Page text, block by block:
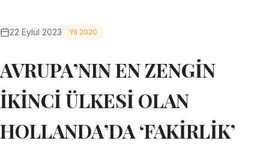
22 Eylül 2023 Yıl 2020
AVRUPA’NIN EN ZENGİN
İKİNCİ ÜLKESİ OLAN
HOLLANDA’DA ‘FAKİRLİK’